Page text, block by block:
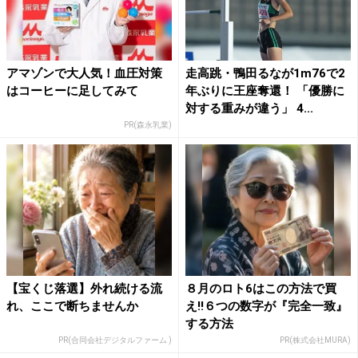
アマゾンで大人気！血圧対策
はコーヒーに足してみて
PR(森永乳業)
走高跳・鴨田るなが1m76で2
年ぶりに王座奪還！ 「優勝に
対する重みが違う」 4...
【宝くじ落選】外れ続ける流
れ、ここで断ちませんか
PR(合同会社デジタルファーム )
８月のロト6はこの方法で買
え!!６つの数字が『完全一致』
する方法
PR(株式会社MURA)